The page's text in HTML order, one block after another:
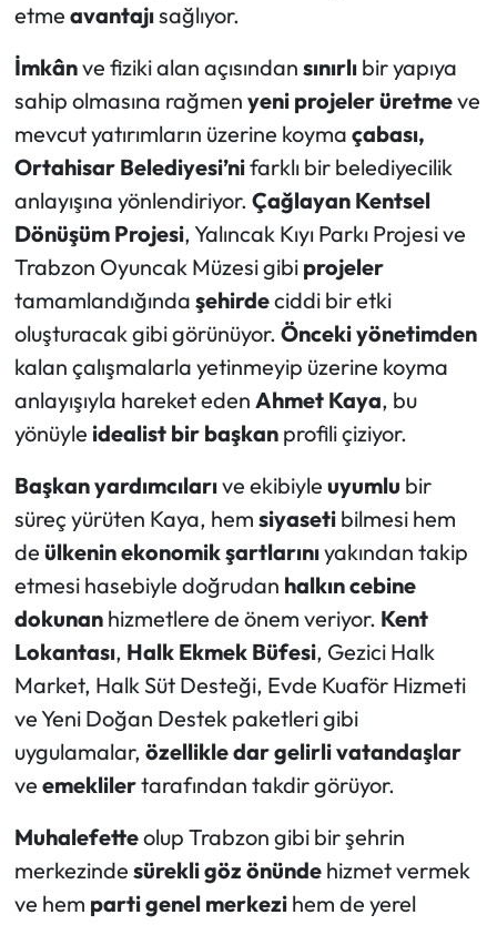
etme avantajısağlıyor.
İmkânve fiziki alan açısından sınırlı bir yapıya
sahip olmasına rağmen yeni projeler üretmeve
mevcut yatırımların üzerine koyma çabası,
Ortahisar Belediyesi’nifarklı bir belediyecilik
anlayışına yönlendiriyor. Çağlayan Kentsel
Dönüşüm Projesi, Yalıncak Kıyı Parkı Projesi ve
Trabzon Oyuncak Müzesi gibi projeler
tamamlandığında şehirdeciddi bir etki
oluşturacak gibi görünüyor. Önceki yönetimden
kalan çalışmalarla yetinmeyip üzerine koyma
anlayışıyla hareket eden Ahmet Kaya, bu
yönüyle idealist bir başkanprofili çiziyor.
Başkan yardımcılarıve ekibiyle uyumlu bir
süreç yürüten Kaya, hem siyaseti bilmesi hem
de ülkenin ekonomik şartlarınıyakından takip
etmesi hasebiyle doğrudan halkın cebine
dokunanhizmetlere de önem veriyor. Kent
Lokantası, Halk Ekmek Büfesi, Gezici Halk
Market, Halk Süt Desteği, Evde Kuaför Hizmeti
ve Yeni Doğan Destek paketleri gibi
uygulamalar, özellikle dar gelirli vatandaşlar
ve emeklilertarafından takdir görüyor.
Muhalefetteolup Trabzon gibi bir şehrin
merkezinde sürekli göz önündehizmet vermek
ve hem parti genel merkezihem de yerel